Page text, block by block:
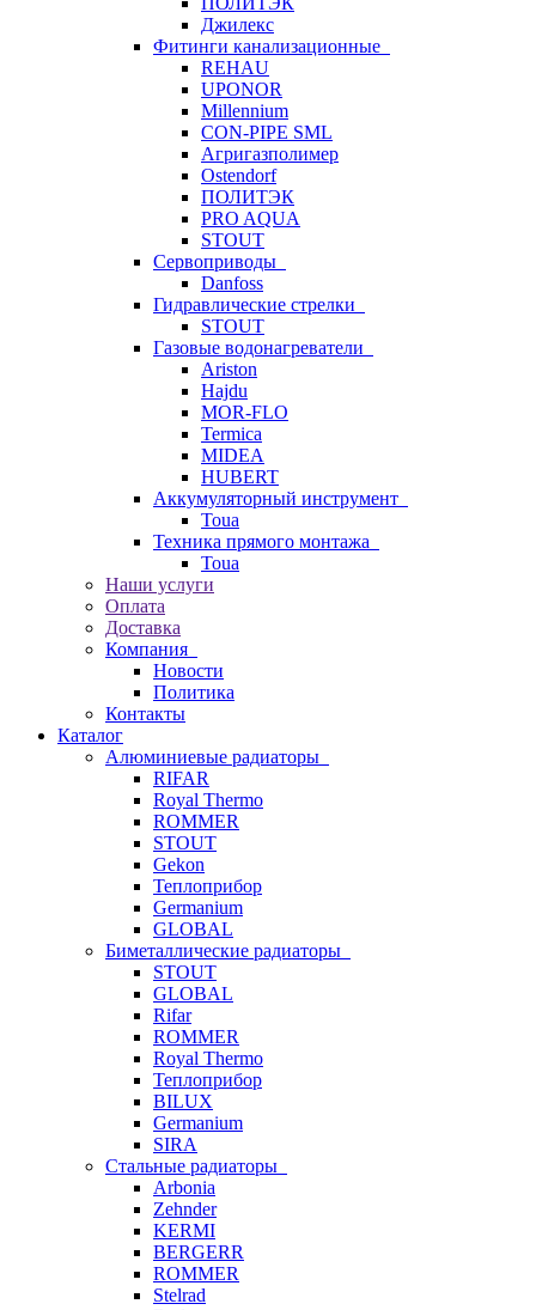
Джилекс
Фитинги канализационные
REHAU
UPONOR
Millennium
CON-PIPE SML
Агригазполимер
Ostendorf
ПОЛИТЭК
PRO AQUA
STOUT
Сервоприводы
Danfoss
Гидравлические стрелки
STOUT
Газовые водонагреватели
Ariston
Hajdu
MOR-FLO
Termica
MIDEA
HUBERT
Аккумуляторный инструмент
Toua
Техника прямого монтажа
Toua
Наши услуги
Оплата
Доставка
Компания
Новости
Политика
Контакты
Каталог
Алюминиевые радиаторы
RIFAR
Royal Thermo
ROMMER
STOUT
Gekon
Теплоприбор
Germanium
GLOBAL
Биметаллические радиаторы
STOUT
GLOBAL
Rifar
ROMMER
Royal Thermo
Теплоприбор
BILUX
Germanium
SIRA
Стальные радиаторы
Arbonia
Zehnder
KERMI
BERGERR
ROMMER
Stelrad